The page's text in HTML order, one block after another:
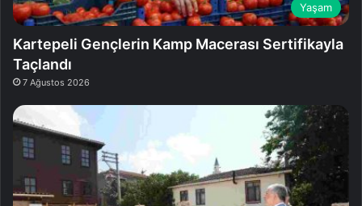
Yaşam
Kartepeli Gençlerin Kamp Macerası Sertifikayla
Taçlandı
7 Ağustos 2026